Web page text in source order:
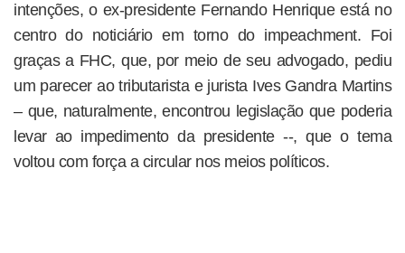
intenções, o ex-presidente Fernando Henrique está no
centro do noticiário em torno do impeachment. Foi
graças a FHC, que, por meio de seu advogado, pediu
um parecer ao tributarista e jurista Ives Gandra Martins
– que, naturalmente, encontrou legislação que poderia
levar ao impedimento da presidente --, que o tema
voltou com força a circular nos meios políticos.